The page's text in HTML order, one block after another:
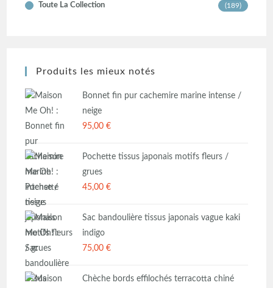
Toute La Collection (189)
Produits les mieux notés
Bonnet fin pur cachemire marine intense /
neige
95,00€
Pochette tissus japonais motifs fleurs /
grues
45,00€
Sac bandoulière tissus japonais vague kaki
indigo
75,00€
Chèche bords effilochés terracotta chiné